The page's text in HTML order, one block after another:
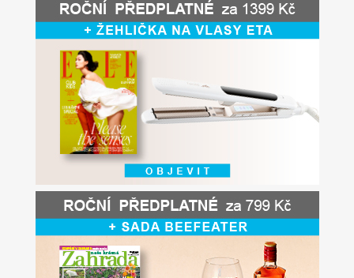
Svět ženy Marianne Venkov & styl
Naše krásná zahrada LEGO® časopisy